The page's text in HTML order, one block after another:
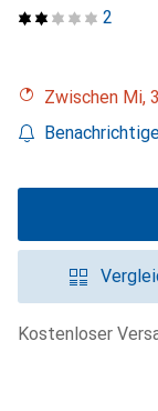
2
Zwischen Mi,
kostenloser